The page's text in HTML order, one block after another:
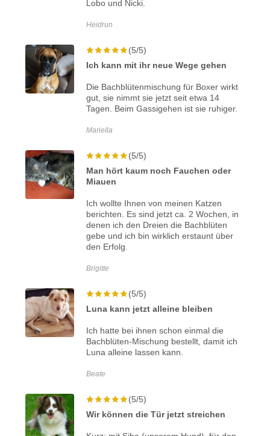
Lobo und Nicki.
Heidrun
(5/5)
Ich kann mit ihr neue Wege gehen
Die Bachblütenmischung für Boxer wirkt
gut, sie nimmt sie jetzt seit etwa 14
Tagen. Beim Gassigehen ist sie ruhiger.
Mariella
(5/5)
Man hört kaum noch Fauchen oder
Miauen
Ich wollte Ihnen von meinen Katzen
berichten. Es sind jetzt ca. 2 Wochen, in
denen ich den Dreien die Bachblüten
gebe und ich bin wirklich erstaunt über
den Erfolg.
Brigitte
(5/5)
Luna kann jetzt alleine bleiben
Ich hatte bei ihnen schon einmal die
Bachblüten-Mischung bestellt, damit ich
Luna alleine lassen kann.
Beate
(5/5)
Wir können die Tür jetzt streichen